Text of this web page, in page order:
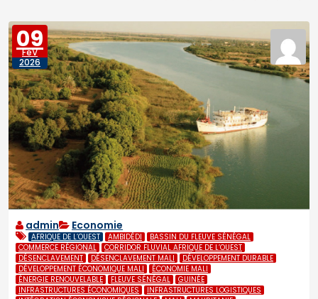
09
FéV
2026
admin Economie
AFRIQUE DE L’OUEST AMBIDÉDI
BASSIN DU FLEUVE SÉNÉGAL
COMMERCE RÉGIONAL
CORRIDOR FLUVIAL AFRIQUE DE L’OUEST
DÉSENCLAVEMENT
DÉSENCLAVEMENT MALI
DÉVELOPPEMENT DURABLE
DÉVELOPPEMENT ÉCONOMIQUE MALI
ÉCONOMIE MALI
ÉNERGIE RENOUVELABLE
FLEUVE SÉNÉGAL
GUINÉE
INFRASTRUCTURES ÉCONOMIQUES
INFRASTRUCTURES LOGISTIQUES